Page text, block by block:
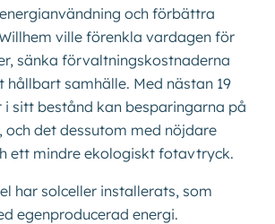
och förbättra
ville förenkla vardagen för
sänka förvaltningskostnaderna
hållbart samhälle. Med nästan 19
i sitt bestånd kan besparingarna på
och det dessutom med nöjdare
ett mindre ekologiskt fotavtryck.
har solceller installerats, som
egenproducerad energi.